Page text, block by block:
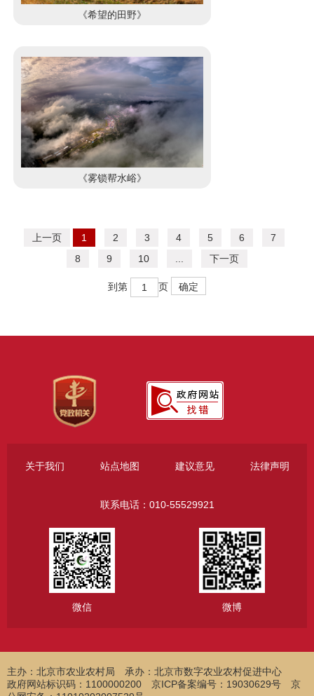
《希望的田野》
《雾锁帮水峪》
上一页 1 2 3 4 5 6
7
8
9 10 下一页
到第 页 确定
关于我们 站点地图 建议意见 法律声明
联系电话：010-55529921
微信 微博
主办：北京市农业农村局
承办：北京市数字农业农村促进中心
政府网站标识码：1100000200 京ICP备案编号：19030629号 京